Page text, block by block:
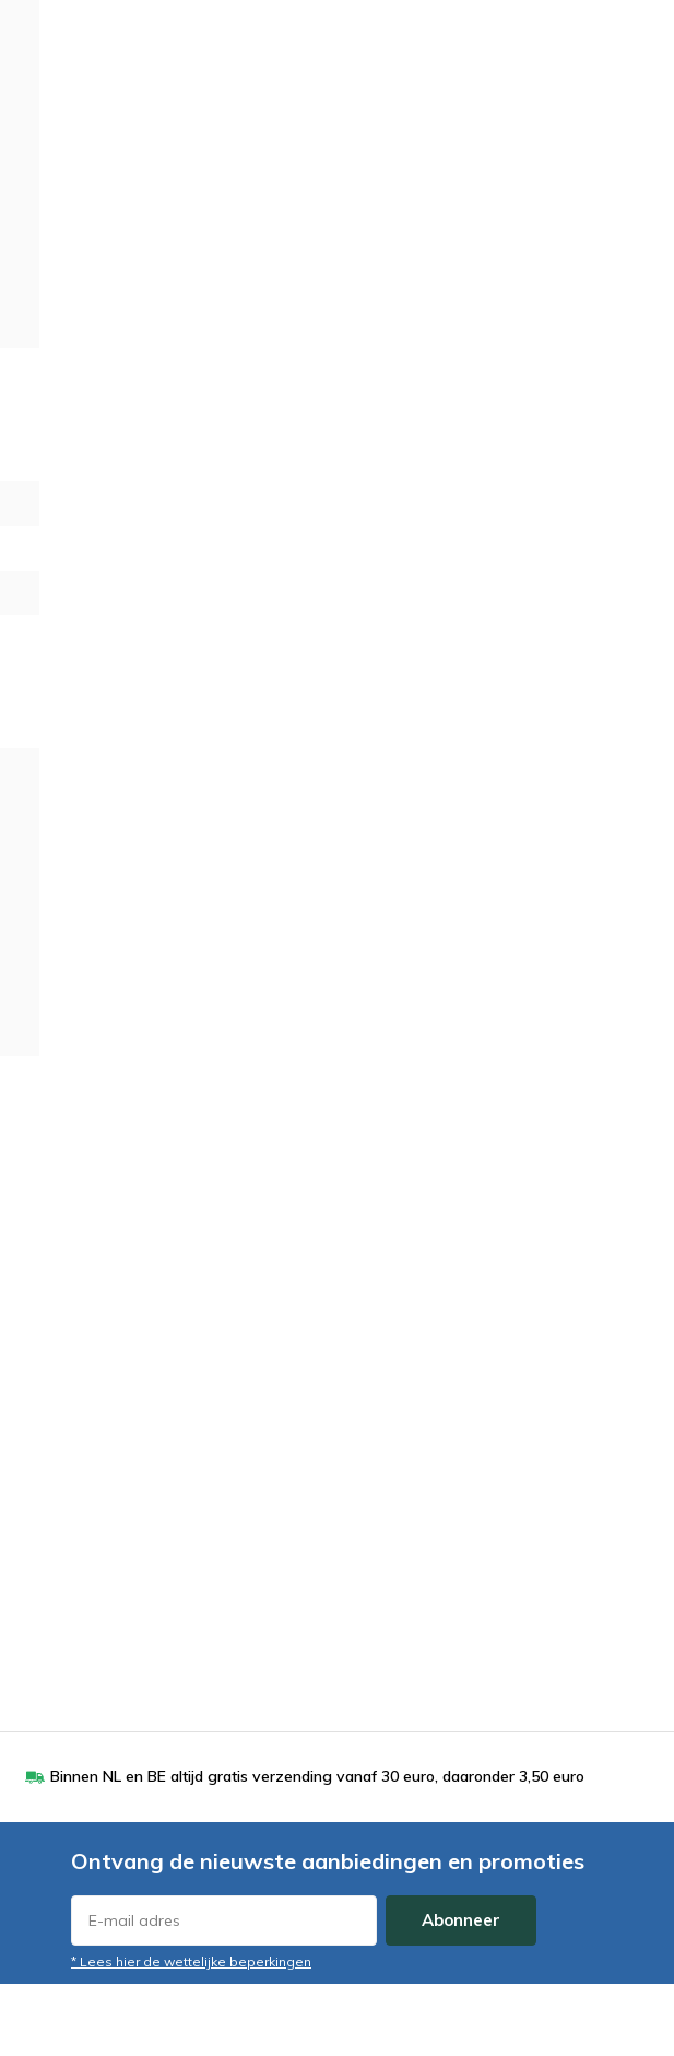
Binnen NL en BE altijd gratis verzending vanaf 30 euro, daaronder 3,50 euro
Ontvang de nieuwste aanbiedingen en promoties
Abonneer
* Lees hier de wettelijke beperkingen